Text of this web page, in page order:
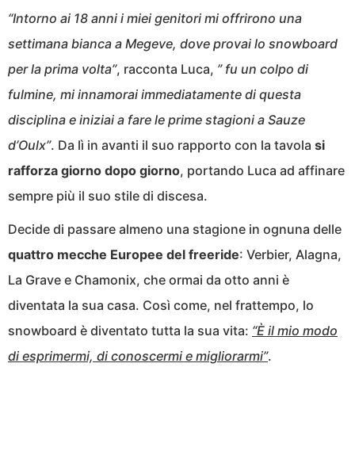
“Intorno ai 18 anni i miei genitori mi offrirono una
settimana bianca a Megeve, dove provai lo snowboard
per la prima volta”, racconta Luca, ” fu un colpo di
fulmine, mi innamorai immediatamente di questa
disciplina e iniziai a fare le prime stagioni a Sauze
d’Oulx”. Da lì in avanti il suo rapporto con la tavola si
rafforza giorno dopo giorno, portando Luca ad affinare
sempre più il suo stile di discesa.
Decide di passare almeno una stagione in ognuna delle
quattro mecche Europee del freeride: Verbier, Alagna,
La Grave e Chamonix, che ormai da otto anni è
diventata la sua casa. Così come, nel frattempo, lo
snowboard è diventato tutta la sua vita: “È il mio modo
di esprimermi, di conoscermi e migliorarmi”.